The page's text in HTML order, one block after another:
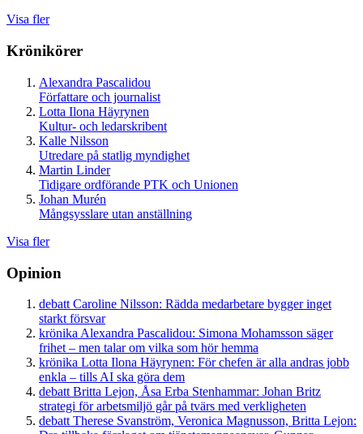
Visa fler
Krönikörer
Alexandra Pascalidou
Författare och journalist
Lotta Ilona Häyrynen
Kultur- och ledarskribent
Kalle Nilsson
Utredare på statlig myndighet
Martin Linder
Tidigare ordförande PTK och Unionen
Johan Murén
Mångsysslare utan anställning
Visa fler
Opinion
debatt Caroline Nilsson: Rädda medarbetare bygger inget
starkt försvar
krönika Alexandra Pascalidou: Simona Mohamsson säger
frihet – men talar om vilka som hör hemma
krönika Lotta Ilona Häyrynen: För chefen är alla andras jobb
enkla – tills AI ska göra dem
debatt Britta Lejon, Åsa Erba Stenhammar: Johan Britz
strategi för arbetsmiljö går på tvärs med verkligheten
debatt Therese Svanström, Veronica Magnusson, Britta Lejon: